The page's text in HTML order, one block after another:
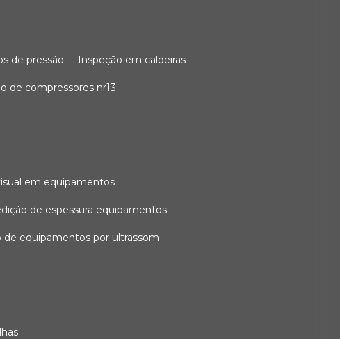
de pressão inspeção em caldeiras
de compressores nr13
em equipamentos
de espessura equipamentos
de equipamentos por ultrassom